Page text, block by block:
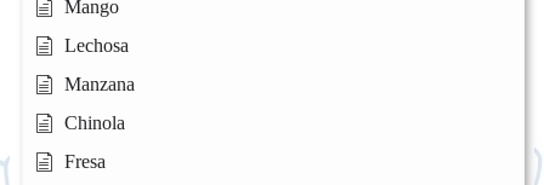
Mango
Lechosa
Manzana
Chinola
Fresa